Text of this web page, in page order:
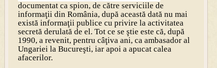
documentat ca spion, de către serviciile de
informaţii din România, după această dată nu mai
există informaţii publice cu privire la activitatea
secretă derulată de el. Tot ce se ştie este că, după
1990, a revenit, pentru câţiva ani, ca ambasador al
Ungariei la Bucureşti, iar apoi a apucat calea
afacerilor.